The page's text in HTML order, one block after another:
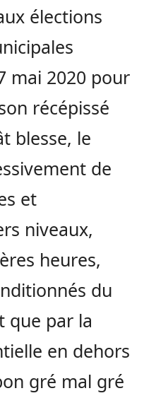
élections
mai 2020 pour
récépissé
blesse, le
de
et
niveaux,
heures,
du
que par la
en dehors
gré mal gré